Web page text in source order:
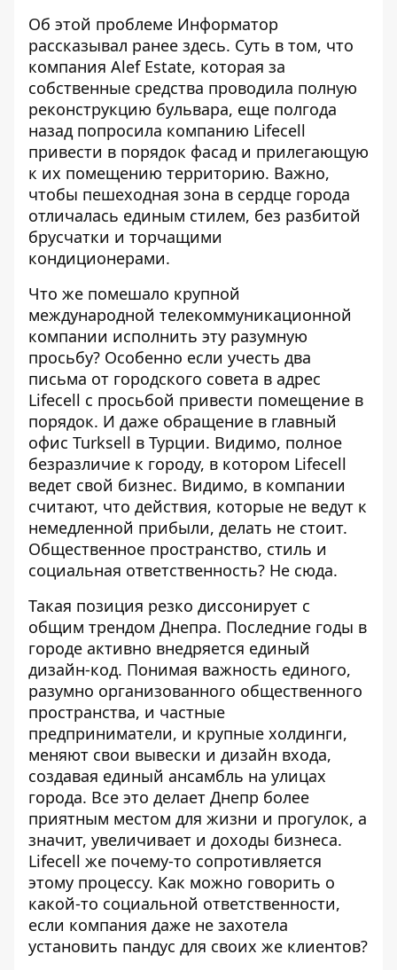
Об этой проблеме Информатор
рассказывал ранее здесь. Суть в том, что
компания Alef Estate, которая за
собственные средства проводила полную
реконструкцию бульвара, еще полгода
назад попросила компанию Lifecell
привести в порядок фасад и прилегающую
к их помещению территорию. Важно,
чтобы пешеходная зона в сердце города
отличалась единым стилем, без разбитой
брусчатки и торчащими
кондиционерами.
Что же помешало крупной
международной телекоммуникационной
компании исполнить эту разумную
просьбу? Особенно если учесть два
письма от городского совета в адрес
Lifecell с просьбой привести помещение в
порядок. И даже обращение в главный
офис Turksell в Турции. Видимо, полное
безразличие к городу, в котором Lifecell
ведет свой бизнес. Видимо, в компании
считают, что действия, которые не ведут к
немедленной прибыли, делать не стоит.
Общественное пространство, стиль и
социальная ответственность? Не сюда.
Такая позиция резко диссонирует с
общим трендом Днепра. Последние годы в
городе активно внедряется единый
дизайн-код. Понимая важность единого,
разумно организованного общественного
пространства, и частные
предприниматели, и крупные холдинги,
меняют свои вывески и дизайн входа,
создавая единый ансамбль на улицах
города. Все это делает Днепр более
приятным местом для жизни и прогулок, а
значит, увеличивает и доходы бизнеса.
Lifecell же почему-то сопротивляется
этому процессу. Как можно говорить о
какой-то социальной ответственности,
если компания даже не захотела
установить пандус для своих же клиентов?